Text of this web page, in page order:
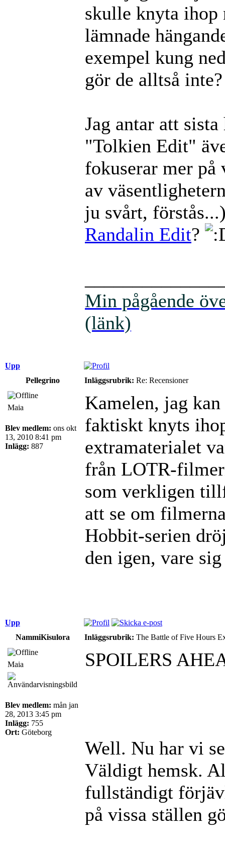
skulle knyta ihop
lämnade
exempel kung
gör de alltså inte?
Jag antar att
"Tolkien Edit"
fokuserar mer på
av
ju svårt,
Randalin Edit?
Min pågående
(länk)
Upp
Pellegrino
Inläggsrubrik: Re: Recensioner
Maia
Blev medlem: ons okt
13, 2010 8:41 pm
Inlägg: 887
Kamelen, jag
faktiskt knyts
extramaterialet
från LOTR-
som verkligen
att se om
Hobbit-serien
den igen, vare
Upp
NammiKisulora
Inläggsrubrik: The Battle of Five Hours
Maia
Blev medlem: mån jan
28, 2013 3:45 pm
Inlägg: 755
Ort: Göteborg
SPOILERS
Well. Nu har vi
Väldigt hemsk.
fullständigt
på vissa ställen